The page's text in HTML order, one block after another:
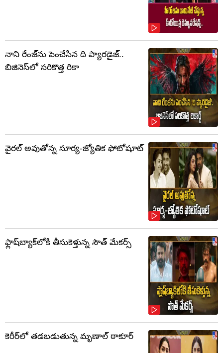
నాని రేంజ్‌ను పెంచేసిన ది ప్యారడైజ్..
బిజినెస్‌లో సరికొత్త రికా
వైరల్ అవుతోన్న సూర్య-జ్యోతిక ఫోటోషూట్
ఫ్లాష్‌బ్యాక్‌లోకి తీసుకెళ్తున్న సౌత్‌ మేకర్స్‌
కెరీర్‌లో తడబడుతున్న మృణాల్ ఠాకూర్